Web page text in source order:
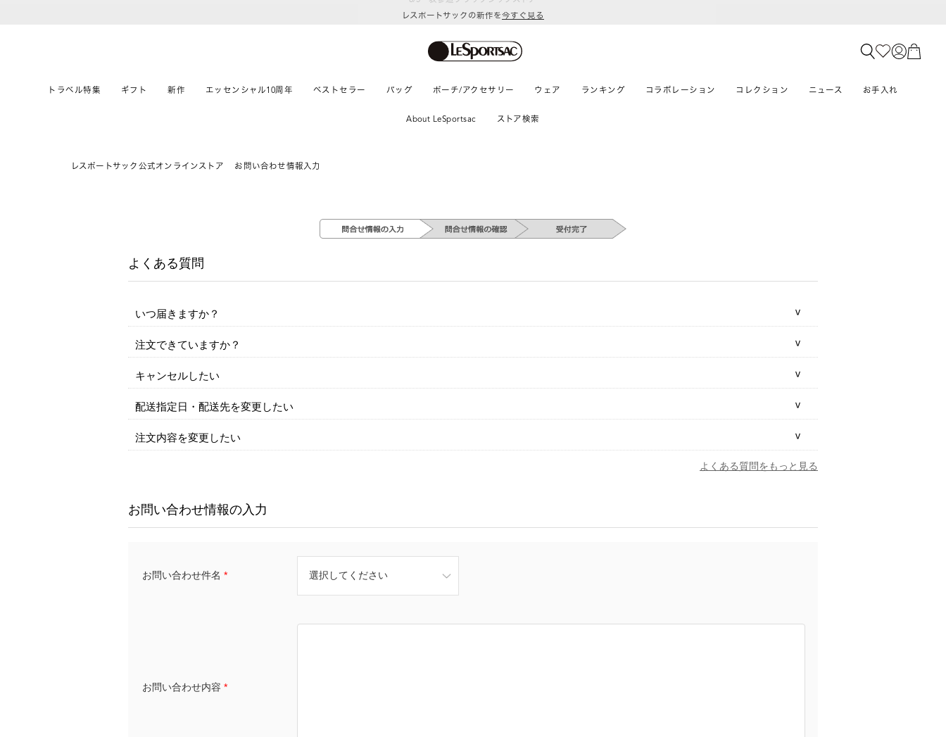
レスポートサックの新作を今すぐ見る
トラベル特集 ギフト 新作 エッセンシャル10周年 ベストセラー バッグ ポーチ/アクセサリー ウェア ランキング コラボレーション コレクション ニュース お手入れ
About LeSportsac ストア検索
レスポートサック公式オンラインストア お問い合わせ情報入力
よくある質問
いつ届きますか？
注文できていますか？
キャンセルしたい
配送指定日・配送先を変更したい
注文内容を変更したい
よくある質問をもっと見る
お問い合わせ情報の入力
お問い合わせ件名 *
お問い合わせ内容 *